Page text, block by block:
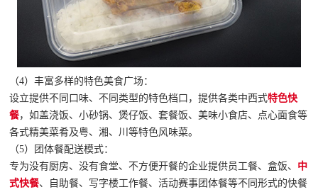
（4）丰富多样的特色美食广场：
设立提供不同口味、不同类型的特色档口，提供各类中西式特色快
餐，如盖浇饭、小砂锅、煲仔饭、套餐饭、美味小食店、点心面食等
各式精美菜肴及粤、湘、川等特色风味菜。
（5）团体餐配送模式：
专为没有厨房、没有食堂、不方便开餐的企业提供员工餐、盒饭、 中
式快餐、自助餐、写字楼工作餐、活动赛事团体餐等不同形式的快餐